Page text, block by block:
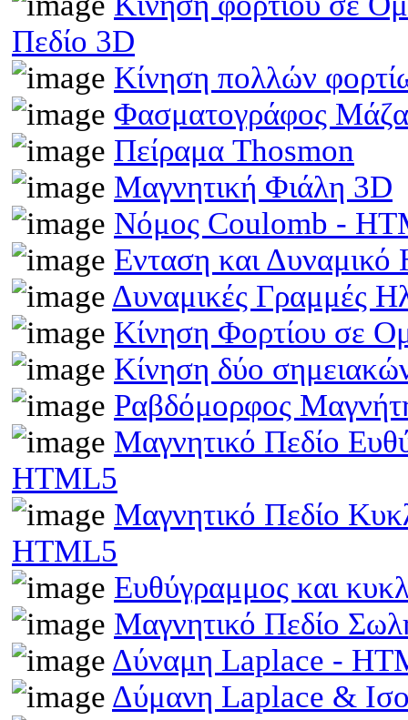
Πεδίο 3D
Κίνηση πολλών
Φασματογράφος
Πείραμα Thosmon
Μαγνητική Φιάλη 3D
Νόμος Coulomb -
Ενταση και
Δυναμικές Γραμμές
Κίνηση Φορτίου σε
Κίνηση δύο
Ραβδόμορφος
Μαγνητικό Πεδίο
HTML5
Μαγνητικό Πεδίο
HTML5
Ευθύγραμμος και
Μαγνητικό Πεδίο
Δύναμη Laplace -
Δύμανη Laplace &